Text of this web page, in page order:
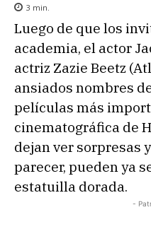
3 min.
Luego de que los
academia, el actor
actriz Zazie Beetz
ansiados nombres
películas más
cinematográfica de
dejan ver sorpresas
parecer, pueden ya
estatuilla dorada.
-